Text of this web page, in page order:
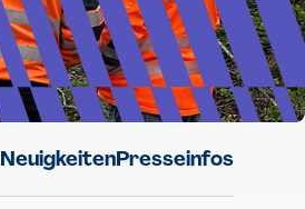
NeuigkeitenPresseinfos